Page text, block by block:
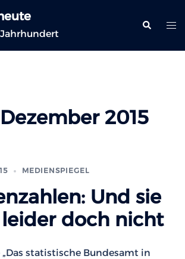
Suche
Dezember 2015
MEDIENSPIEGEL
Und sie
doch nicht
statistische Bundesamt in